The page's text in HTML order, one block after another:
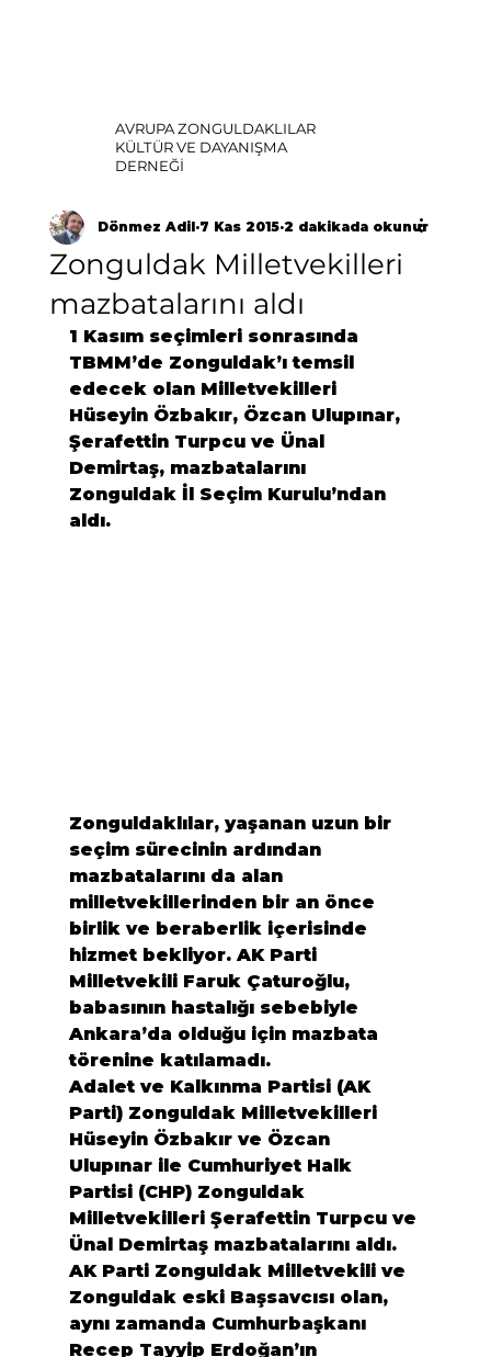
AVRUPA ZONGULDAKLILAR
KÜLTÜR VE DAYANIŞMA
DERNEĞİ
Zonguldak Milletvekilleri
mazbatalarını aldı
Dönmez Adil 7 Kas 2015 2 dakikada okunur
1 Kasım seçimleri sonrasında
TBMM’de Zonguldak’ı temsil
edecek olan Milletvekilleri
Hüseyin Özbakır, Özcan Ulupınar,
Şerafettin Turpcu ve Ünal
Demirtaş, mazbatalarını
Zonguldak İl Seçim Kurulu’ndan
aldı.
Zonguldaklılar, yaşanan uzun bir
seçim sürecinin ardından
mazbatalarını da alan
milletvekillerinden bir an önce
birlik ve beraberlik içerisinde
hizmet bekliyor. AK Parti
Milletvekili Faruk Çaturoğlu,
babasının hastalığı sebebiyle
Ankara’da olduğu için mazbata
törenine katılamadı.
Adalet ve Kalkınma Partisi (AK
Parti) Zonguldak Milletvekilleri
Hüseyin Özbakır ve Özcan
Ulupınar ile Cumhuriyet Halk
Partisi (CHP) Zonguldak
Milletvekilleri Şerafettin Turpcu ve
Ünal Demirtaş mazbatalarını aldı.
AK Parti Zonguldak Milletvekili ve
Zonguldak eski Başsavcısı olan,
aynı zamanda Cumhurbaşkanı
Recep Tayyip Erdoğan’ın